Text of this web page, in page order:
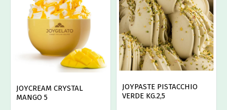
JOYCREAM CRYSTAL
MANGO 5
JOYPASTE PISTACCHIO
VERDE KG.2,5